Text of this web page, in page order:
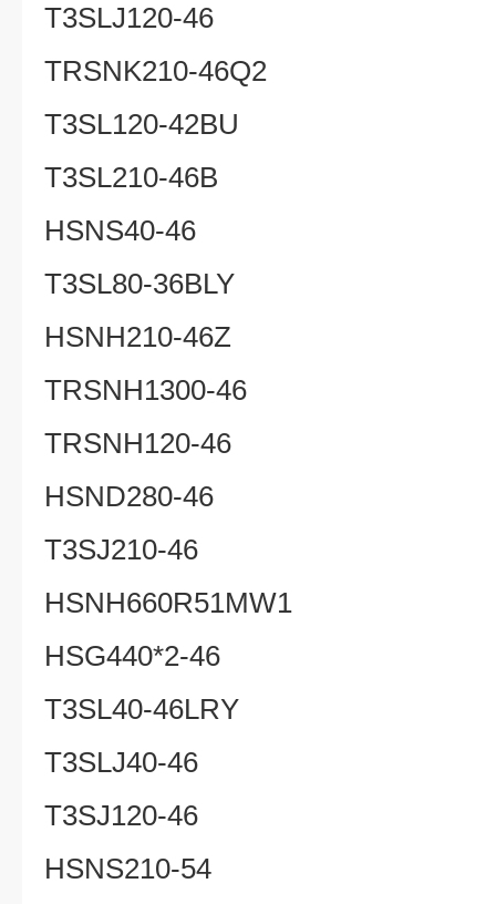
T3SLJ120-46
TRSNK210-46Q2
T3SL120-42BU
T3SL210-46B
HSNS40-46
T3SL80-36BLY
HSNH210-46Z
TRSNH1300-46
TRSNH120-46
HSND280-46
T3SJ210-46
HSNH660R51MW1
HSG440*2-46
T3SL40-46LRY
T3SLJ40-46
T3SJ120-46
HSNS210-54